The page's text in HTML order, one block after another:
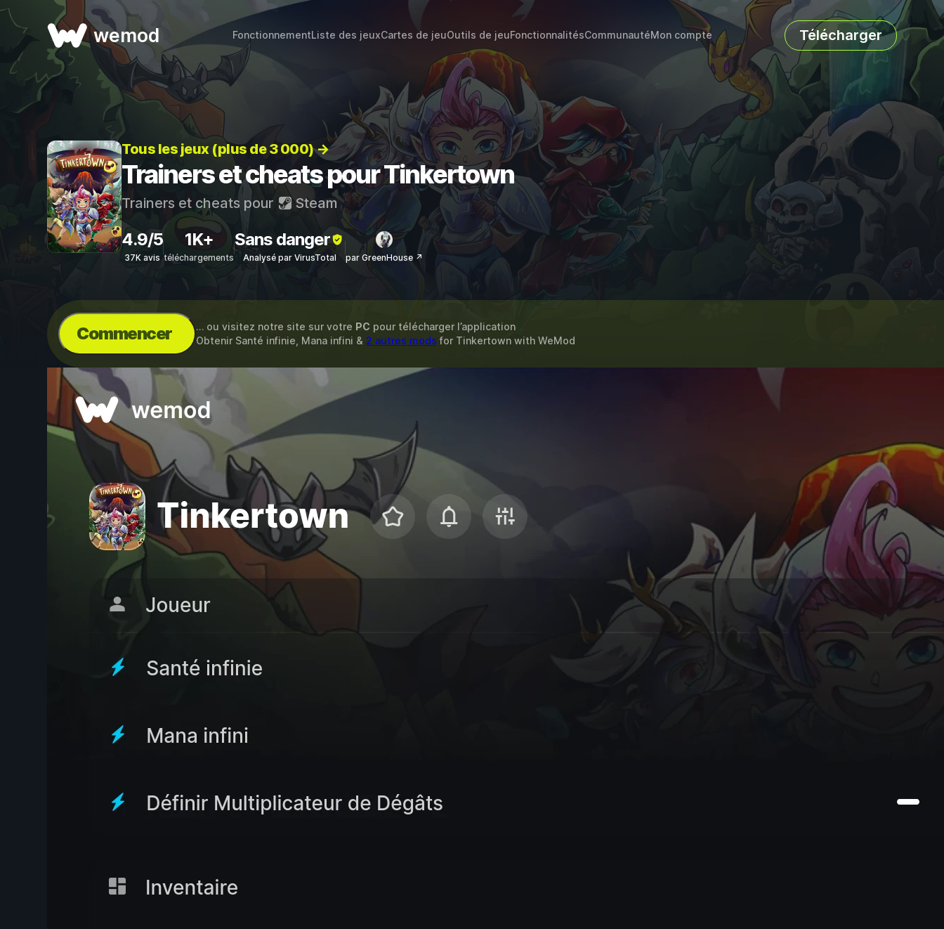
wemod FonctionnementListe des jeuxCartes de jeuOutils de jeuFonctionnalitésCommunautéMon compte Télécharger
Tous les jeux (plus de 3 000) →
Trainers et cheats pour Tinkertown
Trainers et cheats pour Steam
4.9/5
37K avis
1K+
téléchargements
Sans danger
Analysé par VirusTotal par GreenHouse ↗
Commencer … ou visitez notre site sur votre PC pour télécharger l’application
Obtenir Santé infinie, Mana infini & 2 autres mods for Tinkertownwith WeMod